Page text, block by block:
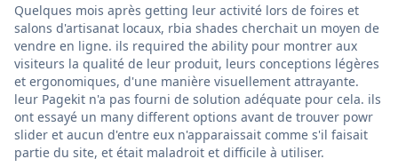
Quelques mois après getting leur activité lors de foires et
salons d'artisanat locaux, rbia shades cherchait un moyen de
vendre en ligne. ils required the ability pour montrer aux
visiteurs la qualité de leur produit, leurs conceptions légères
et ergonomiques, d'une manière visuellement attrayante.
leur Pagekit n'a pas fourni de solution adéquate pour cela. ils
ont essayé un many different options avant de trouver powr
slider et aucun d'entre eux n'apparaissait comme s'il faisait
partie du site, et était maladroit et difficile à utiliser.